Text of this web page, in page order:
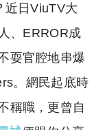
p
y
Li
n
k
at
s
A
p
p
近日ViuTV大
、 ERROR成
耍官腔地串爆
。網民起底時
稱職，更曾自